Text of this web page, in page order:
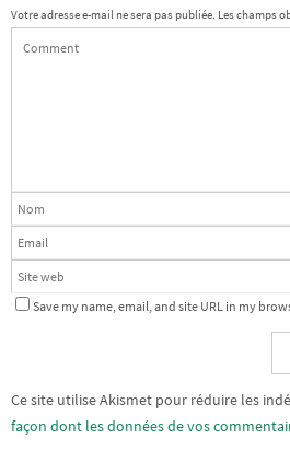
Votre adresse e-mail ne sera pas publiée. Les champs
Save my name, email, and site URL in my
Alternative:
Ce site utilise Akismet pour réduire les
façon dont les données de vos